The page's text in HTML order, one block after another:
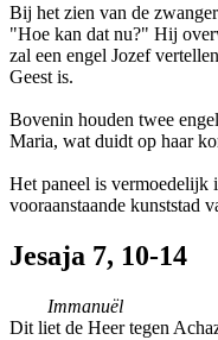
Bij het zien van de
"Hoe kan dat nu?" Hij
zal een engel Jozef
Geest is.
Bovenin houden twee
Maria, wat duidt op haar
Het paneel is vermoedelijk
vooraanstaande kunststad
Jesaja 7, 10-14
Immanuël
Dit liet de Heer tegen